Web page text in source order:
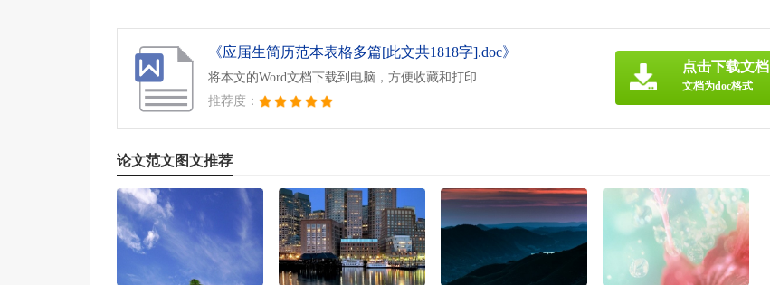
《应届生简历范本表格多篇[此文共1818字].doc》
将本文的Word文档下载到电脑，方便收藏和打印
推荐度：
点击下载文档
文档为doc格式
论文范文图文推荐